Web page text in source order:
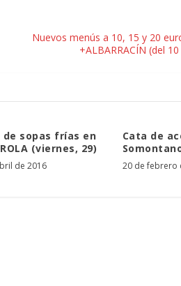
Nuevos menús a 10, 15 y 20
+ALBARRACÍN (del
de sopas frías en
(viernes, 29)
de 2016
Cata de
20 de febrero